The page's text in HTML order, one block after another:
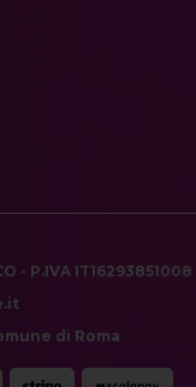
- P.IVA IT16293851008
di Roma